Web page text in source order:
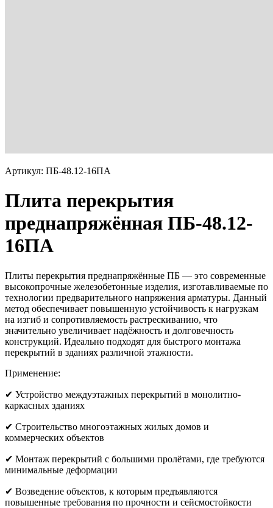
Артикул: ПБ-48.12-16ПА
Плита перекрытия
преднапряжённая ПБ-48.12-
16ПА
Плиты перекрытия преднапряжённые ПБ — это современные
высокопрочные железобетонные изделия, изготавливаемые по
технологии предварительного напряжения арматуры. Данный
метод обеспечивает повышенную устойчивость к нагрузкам
на изгиб и сопротивляемость растрескиванию, что
значительно увеличивает надёжность и долговечность
конструкций. Идеально подходят для быстрого монтажа
перекрытий в зданиях различной этажности.
Применение:
✔ Устройство междуэтажных перекрытий в монолитно-
каркасных зданиях
✔ Строительство многоэтажных жилых домов и
коммерческих объектов
✔ Монтаж перекрытий с большими пролётами, где требуются
минимальные деформации
✔ Возведение объектов, к которым предъявляются
повышенные требования по прочности и сейсмостойкости